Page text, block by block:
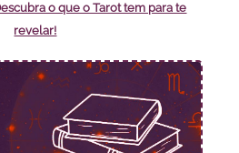
o que o Tarot tem para te
revelar!